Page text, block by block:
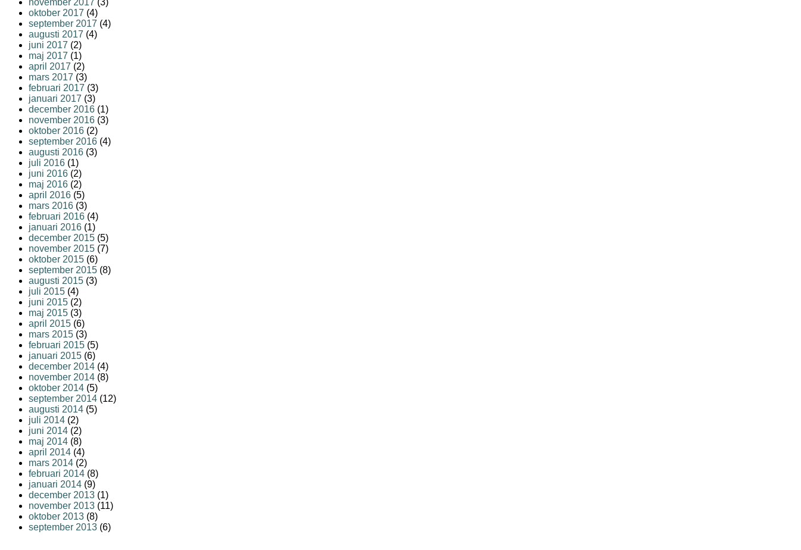
oktober 2017 (4)
september 2017 (4)
augusti 2017 (4)
juni 2017 (2)
maj 2017 (1)
april 2017 (2)
mars 2017 (3)
februari 2017 (3)
januari 2017 (3)
december 2016 (1)
november 2016 (3)
oktober 2016 (2)
september 2016 (4)
augusti 2016 (3)
juli 2016 (1)
juni 2016 (2)
maj 2016 (2)
april 2016 (5)
mars 2016 (3)
februari 2016 (4)
januari 2016 (1)
december 2015 (5)
november 2015 (7)
oktober 2015 (6)
september 2015 (8)
augusti 2015 (3)
juli 2015 (4)
juni 2015 (2)
maj 2015 (3)
april 2015 (6)
mars 2015 (3)
februari 2015 (5)
januari 2015 (6)
december 2014 (4)
november 2014 (8)
oktober 2014 (5)
september 2014 (12)
augusti 2014 (5)
juli 2014 (2)
juni 2014 (2)
maj 2014 (8)
april 2014 (4)
mars 2014 (2)
februari 2014 (8)
januari 2014 (9)
december 2013 (1)
november 2013 (11)
oktober 2013 (8)
september 2013 (6)